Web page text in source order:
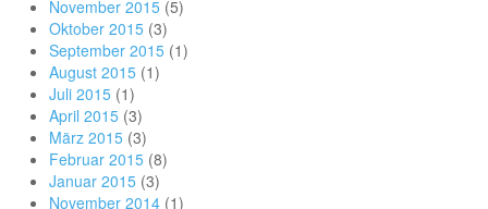
November 2015 (5)
Oktober 2015 (3)
September 2015 (1)
August 2015 (1)
Juli 2015 (1)
April 2015 (3)
März 2015 (3)
Februar 2015 (8)
Januar 2015 (3)
November 2014 (1)